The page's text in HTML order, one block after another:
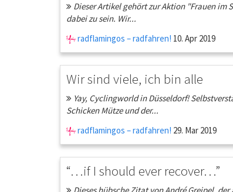
Dieser Artikel gehört zur Aktion "Frauen im
dabei zu sein. Wir...
radflamingos – radfahren! 10. Apr 2019
Wir sind viele, ich bin alle
Yay, Cyclingworld in Düsseldorf!
Schicken Mütze und der...
radflamingos – radfahren! 29. Mar 2019
“…if I should ever recover…”